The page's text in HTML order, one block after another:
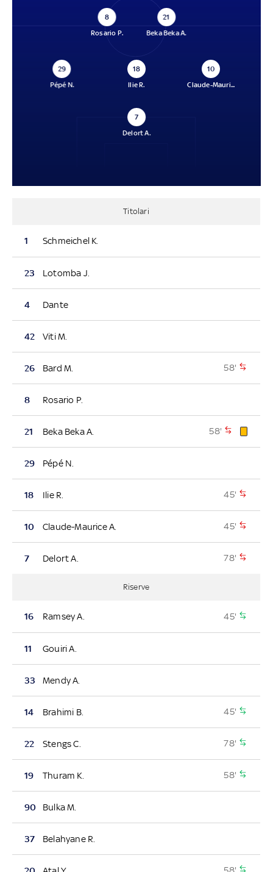
8
Rosario P.
21
Beka Beka A.
29
Pépé N.
18
Ilie R.
10
Claude-Mauri...
7
Delort A.
Titolari
1 Schmeichel K.
23 Lotomba J.
4 Dante
42 Viti M.
26 Bard M. 58'
8 Rosario P.
21 Beka Beka A. 58'
29 Pépé N.
18 Ilie R. 45'
10 Claude-Maurice A. 45'
7 Delort A. 78'
Riserve
16 Ramsey A. 45'
11 Gouiri A.
33 Mendy A.
14 Brahimi B. 45'
22 Stengs C. 78'
19 Thuram K. 58'
90 Bulka M.
37 Belahyane R.
58'